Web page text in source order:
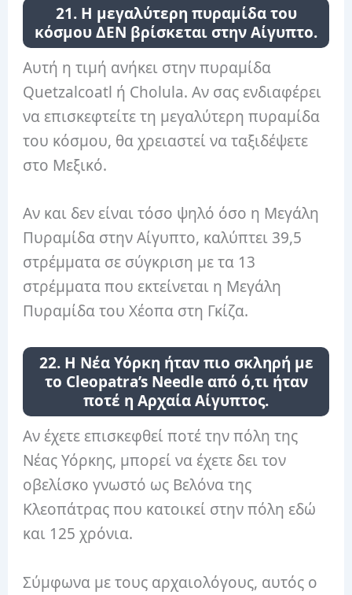
21. Η μεγαλύτερη πυραμίδα του
κόσμου ΔΕΝ βρίσκεται στην Αίγυπτο.
Αυτή η τιμή ανήκει στην πυραμίδα
Quetzalcoatl ή Cholula. Αν σας ενδιαφέρει
να επισκεφτείτε τη μεγαλύτερη πυραμίδα
του κόσμου, θα χρειαστεί να ταξιδέψετε
στο Μεξικό.
Αν και δεν είναι τόσο ψηλό όσο η Μεγάλη
Πυραμίδα στην Αίγυπτο, καλύπτει 39,5
στρέμματα σε σύγκριση με τα 13
στρέμματα που εκτείνεται η Μεγάλη
Πυραμίδα του Χέοπα στη Γκίζα.
22. Η Νέα Υόρκη ήταν πιο σκληρή με
το Cleopatra’s Needle από ό,τι ήταν
ποτέ η Αρχαία Αίγυπτος.
Αν έχετε επισκεφθεί ποτέ την πόλη της
Νέας Υόρκης, μπορεί να έχετε δει τον
οβελίσκο γνωστό ως Βελόνα της
Κλεοπάτρας που κατοικεί στην πόλη εδώ
και 125 χρόνια.
Σύμφωνα με τους αρχαιολόγους, αυτός ο